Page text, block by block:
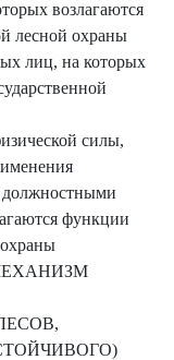
возлагаются
лесной охраны
лиц, на которых
силы,
должностными
функции